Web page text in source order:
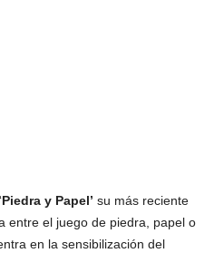
Piedra y Papel’ su más reciente
entre el juego de piedra, papel o
en la sensibilización del